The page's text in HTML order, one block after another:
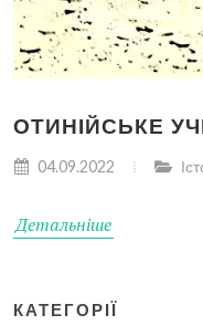
ОТИНІЙСЬКЕ
04.09.2022
Детальніше
КАТЕГОРІЇ